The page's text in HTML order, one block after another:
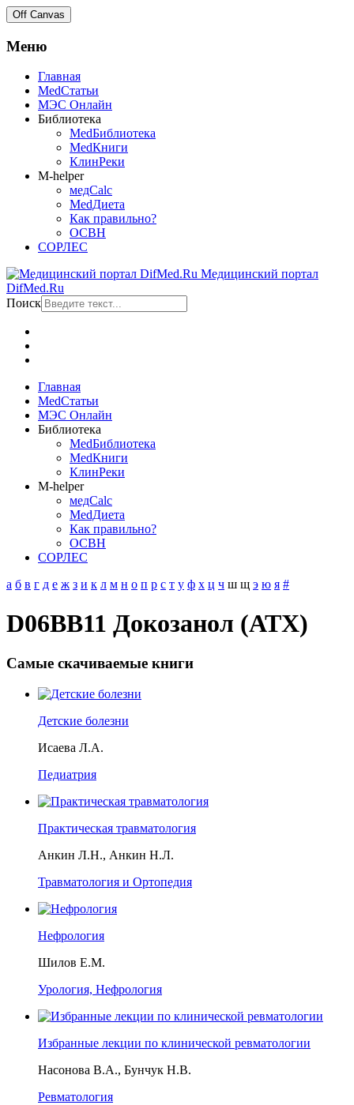
Off Canvas
Меню
Главная
MedСтатьи
МЭС Онлайн
Библиотека
MedБиблиотека
MedКниги
КлинРеки
M-helper
медCalc
MedДиета
Как правильно?
ОСВН
СОРЛЕС
Медицинский портал
DifMed.Ru
Поиск
Главная
MedСтатьи
МЭС Онлайн
Библиотека
MedБиблиотека
MedКниги
КлинРеки
M-helper
медCalc
MedДиета
Как правильно?
ОСВН
СОРЛЕС
а б в г д е ж з и к л м н о п р с т у ф х ц ч ш щ э ю я #
D06BB11 Докозанол (АТХ)
Самые скачиваемые книги
Детские болезни
Исаева Л.А.
Педиатрия
Практическая травматология
Анкин Л.Н., Анкин Н.Л.
Травматология и Ортопедия
Нефрология
Шилов Е.М.
Урология, Нефрология
Избранные лекции по клинической ревматологии
Насонова В.А., Бунчук Н.В.
Ревматология